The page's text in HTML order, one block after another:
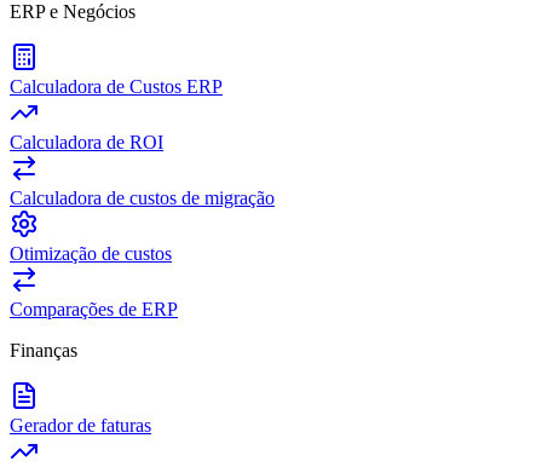
ERP e Negócios
Calculadora de Custos ERP
Calculadora de ROI
Calculadora de custos de migração
Otimização de custos
Comparações de ERP
Finanças
Gerador de faturas